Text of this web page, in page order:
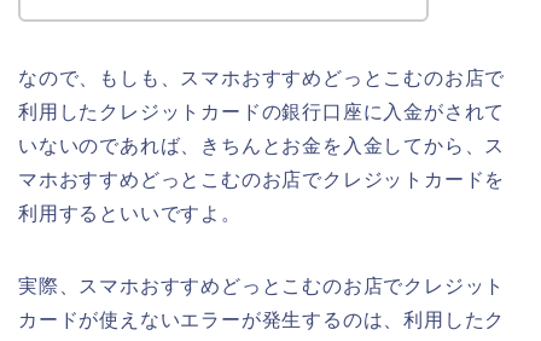
なので、もしも、スマホおすすめどっとこむのお店で
利用したクレジットカードの銀行口座に入金がされて
いないのであれば、きちんとお金を入金してから、ス
マホおすすめどっとこむのお店でクレジットカードを
利用するといいですよ。
実際、スマホおすすめどっとこむのお店でクレジット
カードが使えないエラーが発生するのは、利用したク